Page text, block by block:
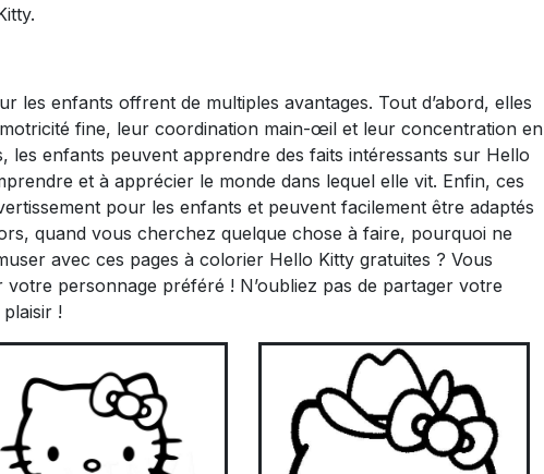
les enfants offrent de multiples avantages. Tout d’abord, elles
fine, leur coordination main-œil et leur concentration en
les enfants peuvent apprendre des faits intéressants sur Hello
et à apprécier le monde dans lequel elle vit. Enfin, ces
pour les enfants et peuvent facilement être adaptés
quand vous cherchez quelque chose à faire, pourquoi ne
avec ces pages à colorier Hello Kitty gratuites ? Vous
personnage préféré ! N’oubliez pas de partager votre
!